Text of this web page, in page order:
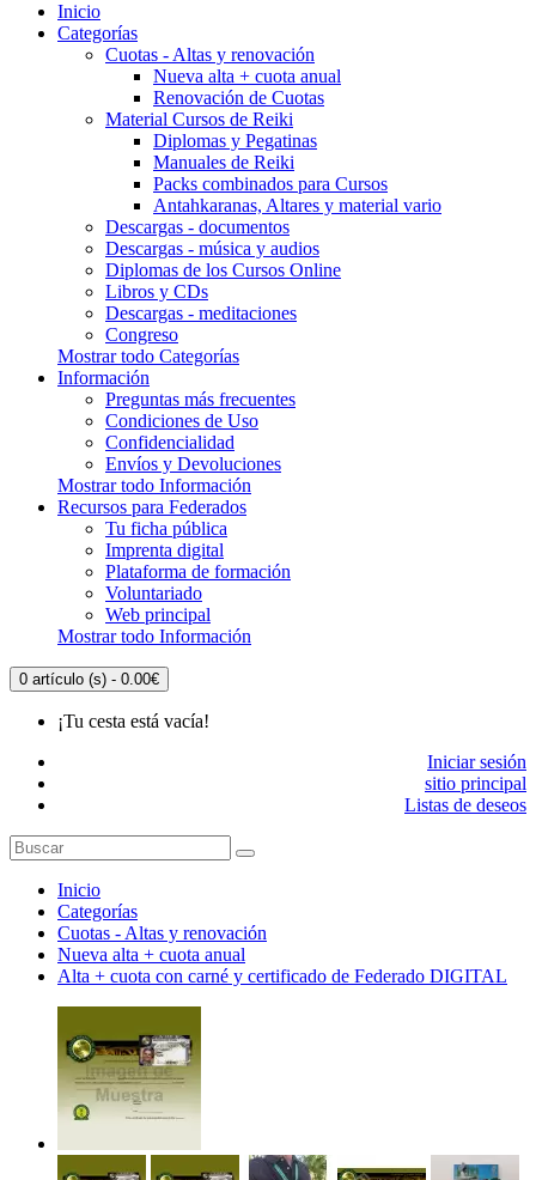
Inicio
Categorías
Cuotas - Altas y renovación
Nueva alta + cuota anual
Renovación de Cuotas
Material Cursos de Reiki
Diplomas y Pegatinas
Manuales de Reiki
Packs combinados para Cursos
Antahkaranas, Altares y material vario
Descargas - documentos
Descargas - música y audios
Diplomas de los Cursos Online
Libros y CDs
Descargas - meditaciones
Congreso
Mostrar todo Categorías
Información
Preguntas más frecuentes
Condiciones de Uso
Confidencialidad
Envíos y Devoluciones
Mostrar todo Información
Recursos para Federados
Tu ficha pública
Imprenta digital
Plataforma de formación
Voluntariado
Web principal
Mostrar todo Información
0 artículo (s) - 0.00€
¡Tu cesta está vacía!
Iniciar sesión
sitio principal
Listas de deseos
Inicio
Categorías
Cuotas - Altas y renovación
Nueva alta + cuota anual
Alta + cuota con carné y certificado de Federado DIGITAL